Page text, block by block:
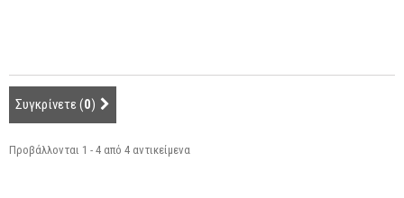
Συγκρίνετε (0)
Προβάλλονται 1 - 4 από 4 αντικείμενα